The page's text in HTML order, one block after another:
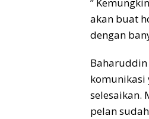
”
akan buat
dengan
komunikasi
selesaikan.
pelan